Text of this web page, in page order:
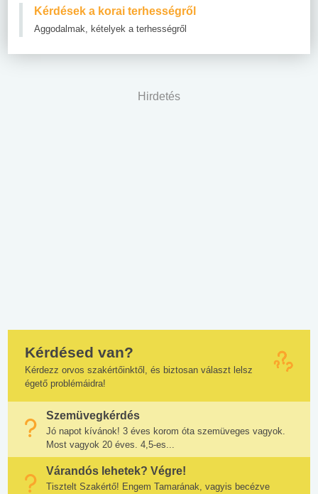
Kérdések a korai terhességről
Aggodalmak, kételyek a terhességről
Hirdetés
Kérdésed van?
Kérdezz orvos szakértőinktől, és biztosan választ lelsz
égető problémáidra!
Szemüvegkérdés
Jó napot kívánok! 3 éves korom óta szemüveges vagyok.
Most vagyok 20 éves. 4,5-es...
Várandós lehetek? Végre!
Tisztelt Szakértő! Engem Tamarának, vagyis becézve